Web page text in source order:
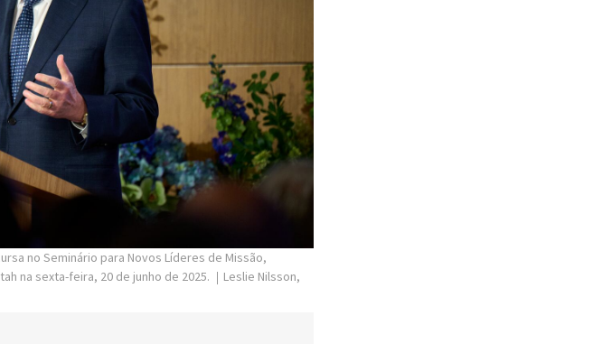
no Seminário para Novos Líderes de Missão,
na sexta-feira, 20 de junho de 2025.
Leslie Nilsson,